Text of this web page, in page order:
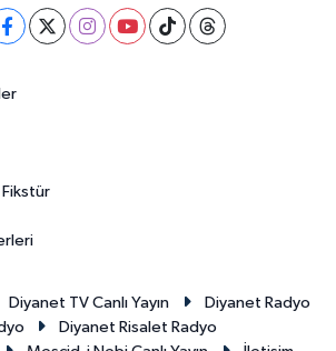
Fikstür
Diyanet TV Canlı Yayın
Diyanet Radyo
Diyanet Risalet Radyo